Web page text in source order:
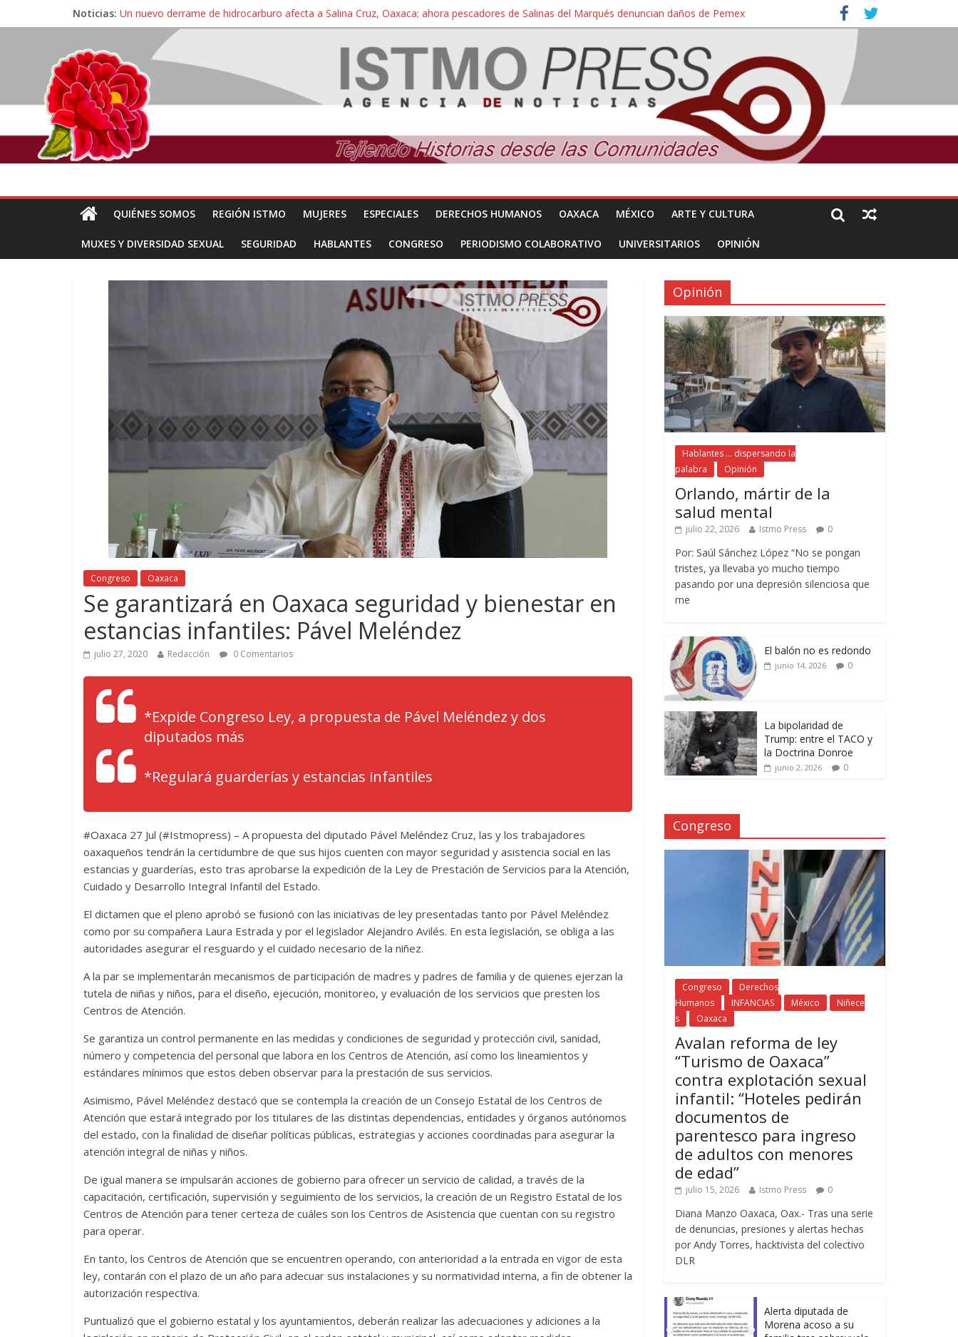
Noticias: Un nuevo derrame de hidrocarburo afecta a Salina Cruz, Oaxaca; ahora pescadores de Salinas del Marqués denuncian daños de Pemex
Ángel, el joven autista expulsado por la Universidad Bienestar de Ixtepec, Oaxaca vuelve a las aulas tras amparo
Familiares de periodista Alejandro Leyva se reúnen con titular de la SEGOB y exigen detener a los autores materiales e intelectuales de su asesinato
Alertan pescadores de Juchitán, Oaxaca de nuevo despojo de su territorio para construir un parque eólico
Pescadores y comuneros ikoots detienen la extracción ilegal de material pétreo de gravera Oyamel
QUIÉNES SOMOS REGIÓN ISTMO MUJERES ESPECIALES DERECHOS HUMANOS OAXACA MÉXICO ARTE Y CULTURA
MUXES Y DIVERSIDAD SEXUAL SEGURIDAD HABLANTES CONGRESO PERIODISMO COLABORATIVO UNIVERSITARIOS OPINIÓN
Congreso Oaxaca
Se garantizará en Oaxaca seguridad y bienestar en
estancias infantiles: Pável Meléndez
julio 27, 2020 Redacción 0 Comentarios
*Expide Congreso Ley, a propuesta de Pável Meléndez y dos
diputados más
*Regulará guarderías y estancias infantiles
#Oaxaca 27 Jul (#Istmopress) – A propuesta del diputado Pável Meléndez Cruz, las y los trabajadores
oaxaqueños tendrán la certidumbre de que sus hijos cuenten con mayor seguridad y asistencia social en las
estancias y guarderías, esto tras aprobarse la expedición de la Ley de Prestación de Servicios para la Atención,
Cuidado y Desarrollo Integral Infantil del Estado.
El dictamen que el pleno aprobó se fusionó con las iniciativas de ley presentadas tanto por Pável Meléndez
como por su compañera Laura Estrada y por el legislador Alejandro Avilés. En esta legislación, se obliga a las
autoridades asegurar el resguardo y el cuidado necesario de la niñez.
A la par se implementarán mecanismos de participación de madres y padres de familia y de quienes ejerzan la
tutela de niñas y niños, para el diseño, ejecución, monitoreo, y evaluación de los servicios que presten los
Centros de Atención.
Se garantiza un control permanente en las medidas y condiciones de seguridad y protección civil, sanidad,
número y competencia del personal que labora en los Centros de Atención, así como los lineamientos y
estándares mínimos que estos deben observar para la prestación de sus servicios.
Asimismo, Pável Meléndez destacó que se contempla la creación de un Consejo Estatal de los Centros de
Atención que estará integrado por los titulares de las distintas dependencias, entidades y órganos autónomos
del estado, con la finalidad de diseñar políticas públicas, estrategias y acciones coordinadas para asegurar la
atención integral de niñas y niños.
De igual manera se impulsarán acciones de gobierno para ofrecer un servicio de calidad, a través de la
capacitación, certificación, supervisión y seguimiento de los servicios, la creación de un Registro Estatal de los
Centros de Atención para tener certeza de cuáles son los Centros de Asistencia que cuentan con su registro
para operar.
En tanto, los Centros de Atención que se encuentren operando, con anterioridad a la entrada en vigor de esta
ley, contarán con el plazo de un año para adecuar sus instalaciones y su normatividad interna, a fin de obtener la
autorización respectiva.
Puntualizó que el gobierno estatal y los ayuntamientos, deberán realizar las adecuaciones y adiciones a la
Opinión
Hablantes ... dispersando la
palabra
Opinión
Orlando, mártir de la
salud mental
julio 22, 2026 Istmo Press 0
Por: Saúl Sánchez López “No se pongan
tristes, ya llevaba yo mucho tiempo
pasando por una depresión silenciosa que
me
El balón no es redondo
junio 14, 2026 0
La bipolaridad de
Trump: entre el TACO y
la Doctrina Donroe
junio 2, 2026 0
Congreso
Congreso
Derechos
Humanos
INFANCIAS México
Niñece
s
Oaxaca
Avalan reforma de ley
“Turismo de Oaxaca”
contra explotación sexual
infantil: “Hoteles pedirán
documentos de
parentesco para ingreso
de adultos con menores
de edad”
julio 15, 2026 Istmo Press 0
Diana Manzo Oaxaca, Oax.- Tras una serie
de denuncias, presiones y alertas hechas
por Andy Torres, hacktivista del colectivo
DLR
Alerta diputada de
Morena acoso a su